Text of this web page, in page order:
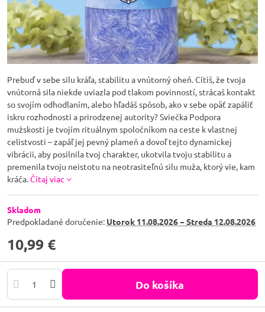
Prebuď v sebe silu kráľa, stabilitu a vnútorný oheň. Cítiš, že tvoja
vnútorná sila niekde uviazla pod tlakom povinností, strácaš kontakt
so svojím odhodlaním, alebo hľadáš spôsob, ako v sebe opäť zapáliť
iskru rozhodnosti a prirodzenej autority? Sviečka Podpora
mužskosti je tvojím rituálnym spoločníkom na ceste k vlastnej
celistvosti – zapáľ jej pevný plameň a dovoľ tejto dynamickej
vibrácii, aby posilnila tvoj charakter, ukotvila tvoju stabilitu a
premenila tvoju neistotu na neotrasiteľnú silu muža, ktorý vie, kam
kráča.Čítaj viac
Skladom
Predpokladané doručenie: Utorok 11.08.2026 −Streda 12.08.2026
10,99 €
Do košíka